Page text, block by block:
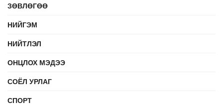
ЗӨВЛӨГӨӨ
НИЙГЭМ
НИЙТЛЭЛ
ОНЦЛОХ МЭДЭЭ
СОЁЛ УРЛАГ
СПОРТ